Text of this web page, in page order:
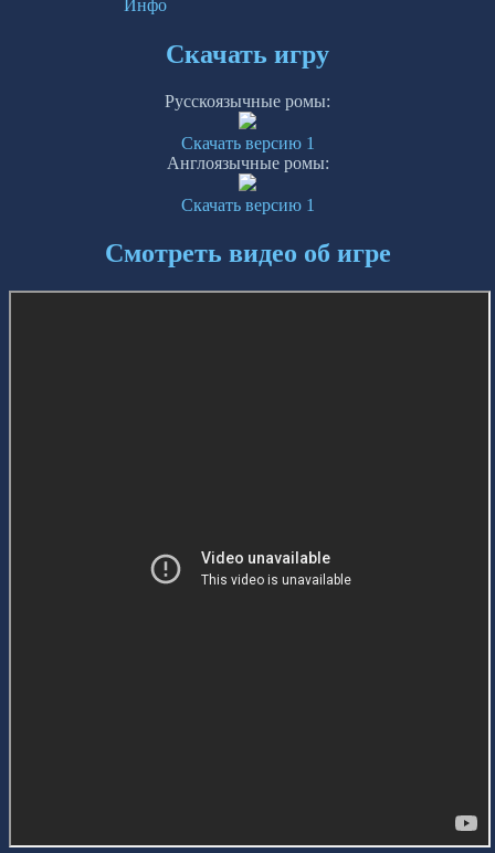
Инфо
Скачать игру
Русскоязычные ромы:
Скачать версию 1
Англоязычные ромы:
Скачать версию 1
Смотреть видео об игре